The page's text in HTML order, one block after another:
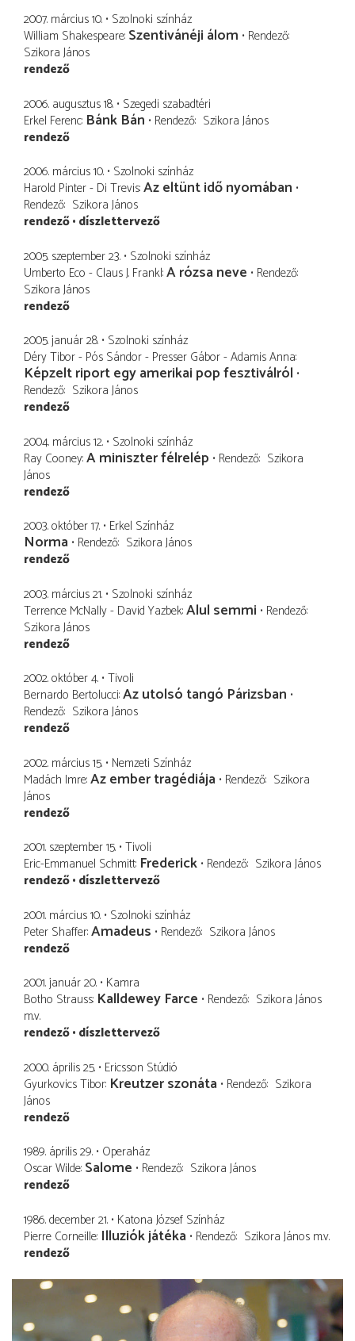
2007. március 10. Szolnoki színház
William Shakespeare Szentivánéji álom Rendező
Szikora János
rendező
2006. augusztus 18. Szegedi szabadtéri
Erkel Ferenc Bánk Bán Rendező Szikora János
rendező
2006. március 10. Szolnoki színház
Harold Pinter - Di Trevis Az eltünt idő nyomában
Rendező Szikora János
rendező díszlettervező
2005. szeptember 23. Szolnoki színház
Umberto Eco - Claus J. Frankl A rózsa neve Rendező
Szikora János
rendező
2005. január 28. Szolnoki színház
Déry Tibor - Pós Sándor - Presser Gábor - Adamis Anna
Képzelt riport egy amerikai pop fesztiválról
Rendező Szikora János
rendező
2004. március 12. Szolnoki színház
Ray Cooney A miniszter félrelép Rendező Szikora
János
rendező
2003. október 17. Erkel Színház
Norma Rendező Szikora János
rendező
2003. március 21. Szolnoki színház
Terrence McNally - David Yazbek Alul semmi Rendező
Szikora János
rendező
2002. október 4. Tivoli
Bernardo Bertolucci Az utolsó tangó Párizsban
Rendező Szikora János
rendező
2002. március 15. Nemzeti Színház
Madách Imre Az ember tragédiája Rendező Szikora
János
rendező
2001. szeptember 15. Tivoli
Eric-Emmanuel Schmitt Frederick Rendező Szikora János
rendező díszlettervező
2001. március 10. Szolnoki színház
Peter Shaffer Amadeus Rendező Szikora János
rendező
2001. január 20. Kamra
Botho Strauss Kalldewey Farce Rendező Szikora János
m.v.
rendező díszlettervező
2000. április 25. Ericsson Stúdió
Gyurkovics Tibor Kreutzer szonáta Rendező Szikora
János
rendező
1989. április 29. Operaház
Oscar Wilde Salome Rendező Szikora János
rendező
1986. december 21. Katona József Színház
Pierre Corneille Illuziók játéka Rendező Szikora János m.v.
rendező